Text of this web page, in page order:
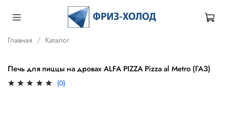
Главная Каталог
Печь для пиццы на дровах ALFA PIZZA Pizza al Metro (ГАЗ)
(0)